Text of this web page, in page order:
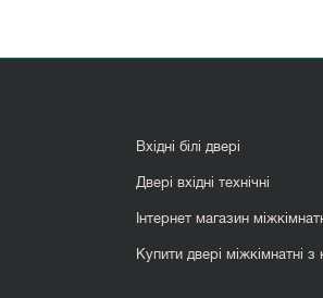
Вхідні білі двері
Двері вхідні технічні
Інтернет магазин
Купити двері міжкімнатні